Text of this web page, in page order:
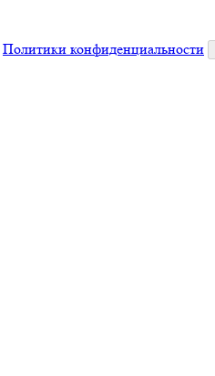
Политики конфиденциальности